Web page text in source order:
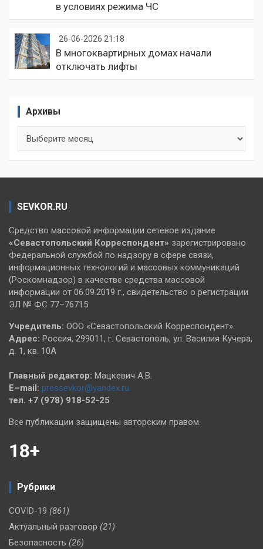
в условиях режима ЧС
26-06-2026 21:18
В многоквартирных домах начали
отключать лифты
Архивы
SEVKOR.RU
Средство массовой информации сетевое издание
«Севастопольский Корреспондент» зарегистрировано
Федеральной службой по надзору в сфере связи,
информационных технологий и массовых коммуникаций
(Роскомнадзор) в качестве средства массовой
информации от 06.09.2019 г., свидетельство о регистрации
ЭЛ № ФС 77–76715
Учредитель: ООО «Севастопольский Корреспондент».
Адрес: Россия, 299011, г. Севастополь, ул. Василия Кучера,
д. 1, кв. 10А
Главный редактор: Мацкевич А.В.
E–mail: pressevkor@yandex.ru
тел. +7 (978) 918-52-25
Все публикации защищены авторским правом.
18+
Рубрики
COVID-19 (861)
Актуальный разговор (21)
Безопасность (26)